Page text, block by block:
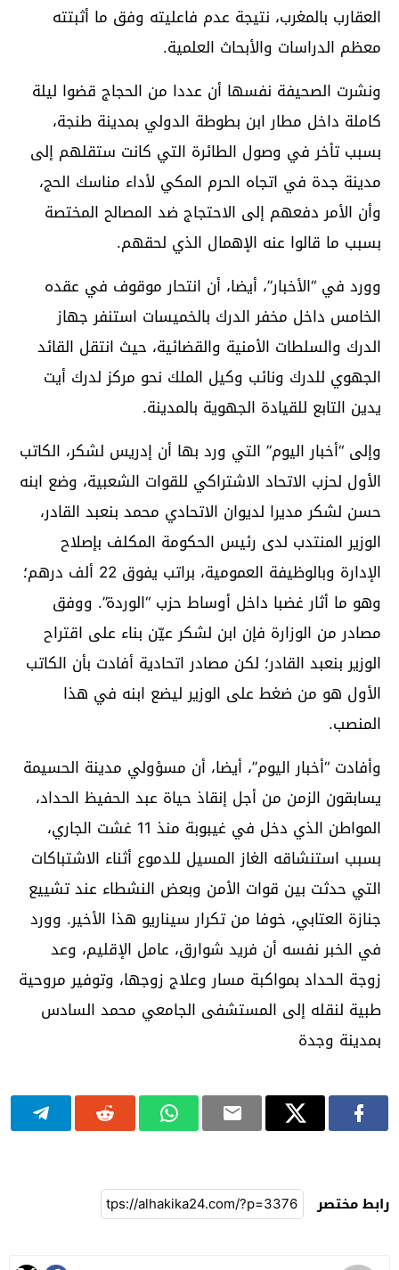
العقارب بالمغرب، نتيجة عدم فاعليته وفق ما أثبتته
معظم الدراسات والأبحاث العلمية.
ونشرت الصحيفة نفسها أن عددا من الحجاج قضوا ليلة
كاملة داخل مطار ابن بطوطة الدولي بمدينة طنجة،
بسبب تأخر في وصول الطائرة التي كانت ستقلهم إلى
مدينة جدة في اتجاه الحرم المكي لأداء مناسك الحج،
وأن الأمر دفعهم إلى الاحتجاج ضد المصالح المختصة
بسبب ما قالوا عنه الإهمال الذي لحقهم.
وورد في “الأخبار”، أيضا، أن انتحار موقوف في عقده
الخامس داخل مخفر الدرك بالخميسات استنفر جهاز
الدرك والسلطات الأمنية والقضائية، حيث انتقل القائد
الجهوي للدرك ونائب وكيل الملك نحو مركز لدرك أيت
يدين التابع للقيادة الجهوية بالمدينة.
وإلى “أخبار اليوم” التي ورد بها أن إدريس لشكر، الكاتب
الأول لحزب الاتحاد الاشتراكي للقوات الشعبية، وضع ابنه
حسن لشكر مديرا لديوان الاتحادي محمد بنعبد القادر،
الوزير المنتدب لدى رئيس الحكومة المكلف بإصلاح
الإدارة وبالوظيفة العمومية، براتب يفوق 22 ألف درهم؛
وهو ما أثار غضبا داخل أوساط حزب “الوردة”. ووفق
مصادر من الوزارة فإن ابن لشكر عيّن بناء على اقتراح
الوزير بنعبد القادر؛ لكن مصادر اتحادية أفادت بأن الكاتب
الأول هو من ضغط على الوزير ليضع ابنه في هذا
المنصب.
وأفادت “أخبار اليوم”، أيضا، أن مسؤولي مدينة الحسيمة
يسابقون الزمن من أجل إنقاذ حياة عبد الحفيظ الحداد،
المواطن الذي دخل في غيبوبة منذ 11 غشت الجاري،
بسبب استنشاقه الغاز المسيل للدموع أثناء الاشتباكات
التي حدثت بين قوات الأمن وبعض النشطاء عند تشييع
جنازة العتابي، خوفا من تكرار سيناريو هذا الأخير. وورد
في الخبر نفسه أن فريد شوارق، عامل الإقليم، وعد
زوجة الحداد بمواكبة مسار وعلاج زوجها، وتوفير مروحية
طبية لنقله إلى المستشفى الجامعي محمد السادس
بمدينة وجدة
رابط مختصر